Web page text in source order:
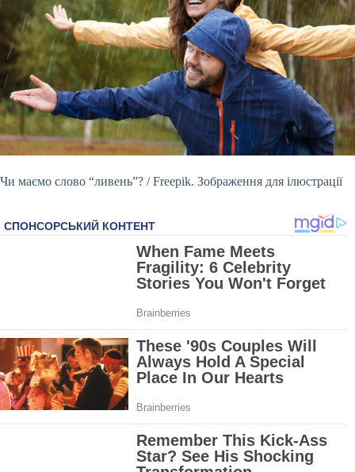
Чи маємо слово “ливень”? / Freepik. Зображення для ілюстрації